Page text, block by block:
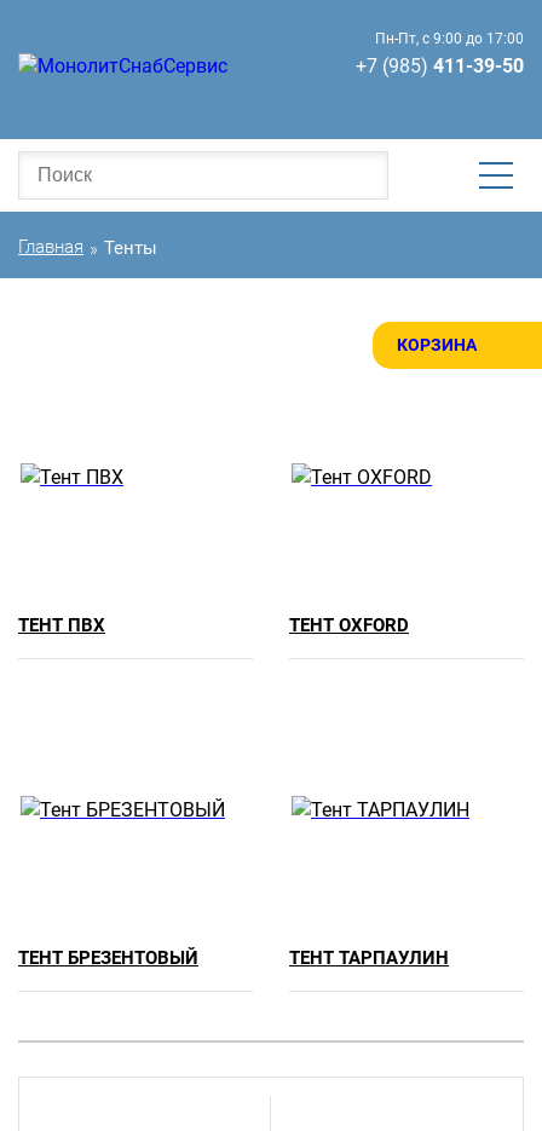
КОРЗИНА
Пн-Пт, с 9:00 до 17:00
+7 (985) 411-39-50
Главная » Тенты
ТЕНТ ПВХ ТЕНТ OXFORD
ТЕНТ БРЕЗЕНТОВЫЙ ТЕНТ ТАРПАУЛИН